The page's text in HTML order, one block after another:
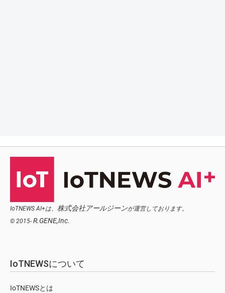
IoTNEWS AI+は、 株式会社アールジーンが運営しております。
© 2015- R.GENE,Inc.
IoTNEWSについて
IoTNEWSとは